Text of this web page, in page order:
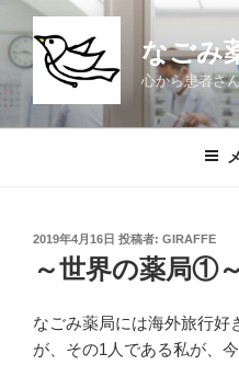
ン
テ
なごみ
心から患者さ
投
日:
2019年4月16日 投稿者: GIRAFFE
～世界の薬局①～
なごみ薬局には海外旅行好
が、その1人である私が、